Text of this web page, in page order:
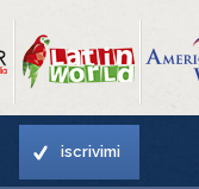
iscrivimi